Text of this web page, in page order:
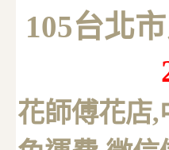
105台北
花師傅花店,